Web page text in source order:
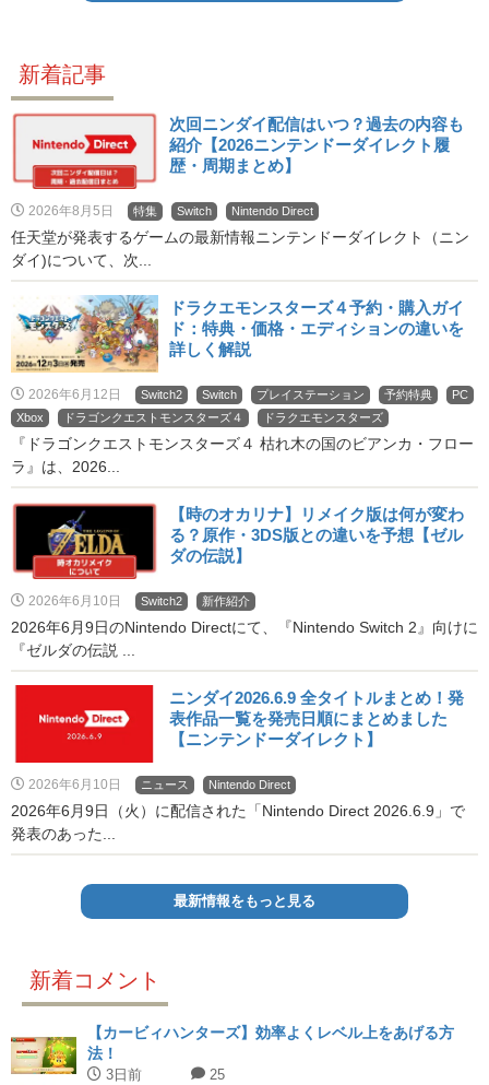
新着記事
次回ニンダイ配信はいつ？過去の内容も
紹介【2026ニンテンドーダイレクト履
歴・周期まとめ】
2026年8月5日 特集 Switch Nintendo Direct
任天堂が発表するゲームの最新情報ニンテンドーダイレクト（ニン
ダイ)について、次...
ドラクエモンスターズ４予約・購入ガイ
ド：特典・価格・エディションの違いを
詳しく解説
2026年6月12日 Switch2 Switch プレイステーション 予約特典
PC
Xbox
ドラゴンクエストモンスターズ４ ドラクエモンスターズ
『ドラゴンクエストモンスターズ４ 枯れ木の国のビアンカ・フロー
ラ』は、2026...
【時のオカリナ】リメイク版は何が変わ
る？原作・3DS版との違いを予想【ゼル
ダの伝説】
2026年6月10日 Switch2 新作紹介
2026年6月9日のNintendo Directにて、『Nintendo Switch 2』向けに
『ゼルダの伝説 ...
ニンダイ2026.6.9 全タイトルまとめ！発
表作品一覧を発売日順にまとめました
【ニンテンドーダイレクト】
2026年6月10日 ニュース Nintendo Direct
2026年6月9日（火）に配信された「Nintendo Direct 2026.6.9」で
発表のあった...
最新情報をもっと見る
新着コメント
【カービィハンターズ】効率よくレベル上をあげる方
法！
3日前 25